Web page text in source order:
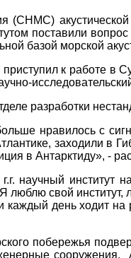
(СНМС)
поставили
базой морской
приступил к работе
разработки
нравилось с
заходили в
в Антарктиду», -
научный институт
свой институт,
день ходит на
побережья
сооружения.